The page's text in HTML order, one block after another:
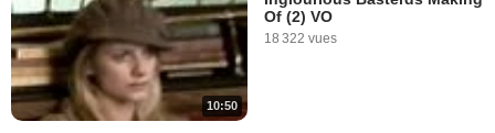
10:50
Of (2) VO
18 322 vues